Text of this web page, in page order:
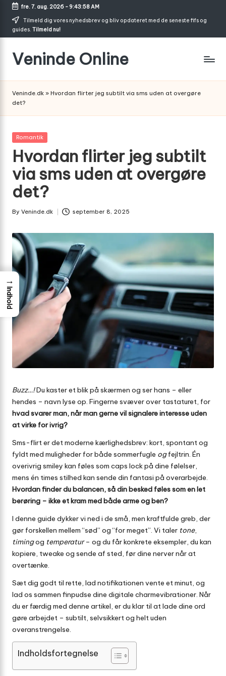
Skip
fre. 7. aug. 2026- 9:43:58 AM
Tilmeld dig vores nyhedsbrev og bliv opdateret med de seneste fifs og
guides. Tilmeld nu!
Veninde Online
Veninde.dk » Hvordan flirter jeg subtilt via sms uden at overgøre
det?
Posted
Romantik
Hvordan flirter jeg subtilt
via sms uden at overgøre
det?
Posted
By Veninde.dk september 8, 2025
Buzz…!Du kaster et blik på skærmen og ser hans – eller
hendes – navn lyse op. Fingerne svæver over tastaturet, for
hvad svarer man, når man gerne vil signalere interesse uden
at virke for ivrig?
Sms-flirt er det moderne kærlighedsbrev: kort, spontant og
fyldt med muligheder for både sommerfugle ogfejltrin. Én
overivrig smiley kan føles som caps lock på dine følelser,
mens én times stilhed kan sende din fantasi på overarbejde.
Hvordan finder du balancen, så din besked føles som en let
berøring – ikke et kram med både arme og ben?
I denne guide dykker vi ned i de små, men kraftfulde greb, der
gør forskellen mellem “sød” og “for meget”. Vi taler tone,
timingog temperatur– og du får konkrete eksempler, du kan
kopiere, tweake og sende af sted, før dine nerver når at
overtænke.
Sæt dig godt til rette, lad notifikationen vente et minut, og
lad os sammen finpudse dine digitale charmevibrationer. Når
du er færdig med denne artikel, er du klar til at lade dine ord
gøre arbejdet – subtilt, selvsikkert og helt uden
overanstrengelse.
Indholdsfortegnelse
→
Indhold